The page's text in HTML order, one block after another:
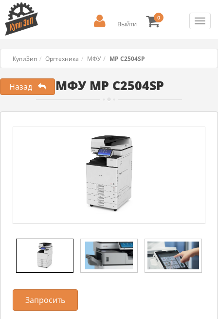
Выйти
0
КупиЗип Оргтехника МФУ MP C2504SP
МФУ MP C2504SP
Назад
Запросить